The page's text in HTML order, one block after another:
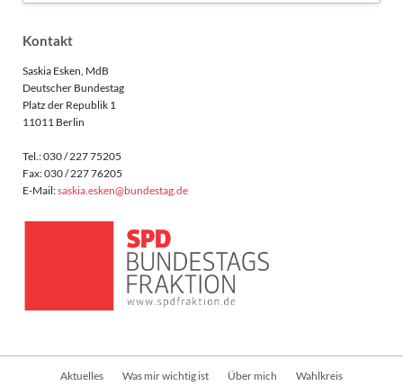
Kontakt
Saskia Esken, MdB
Deutscher Bundestag
Platz der Republik 1
11011 Berlin
Tel.: 030 / 227 75205
Fax: 030 / 227 76205
E-Mail:saskia.esken@bundestag.de
Navigation
Aktuelles Was mir wichtig ist Über mich Wahlkreis